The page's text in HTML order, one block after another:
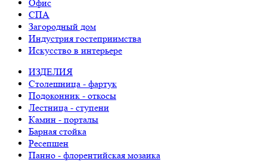
Офис
СПА
Загородный дом
Индустрия гостеприимства
Искусство в интерьере
ИЗДЕЛИЯ
Столешница - фартук
Подоконник - откосы
Лестница - ступени
Камин - порталы
Барная стойка
Ресепшен
Панно - флорентийская мозаика